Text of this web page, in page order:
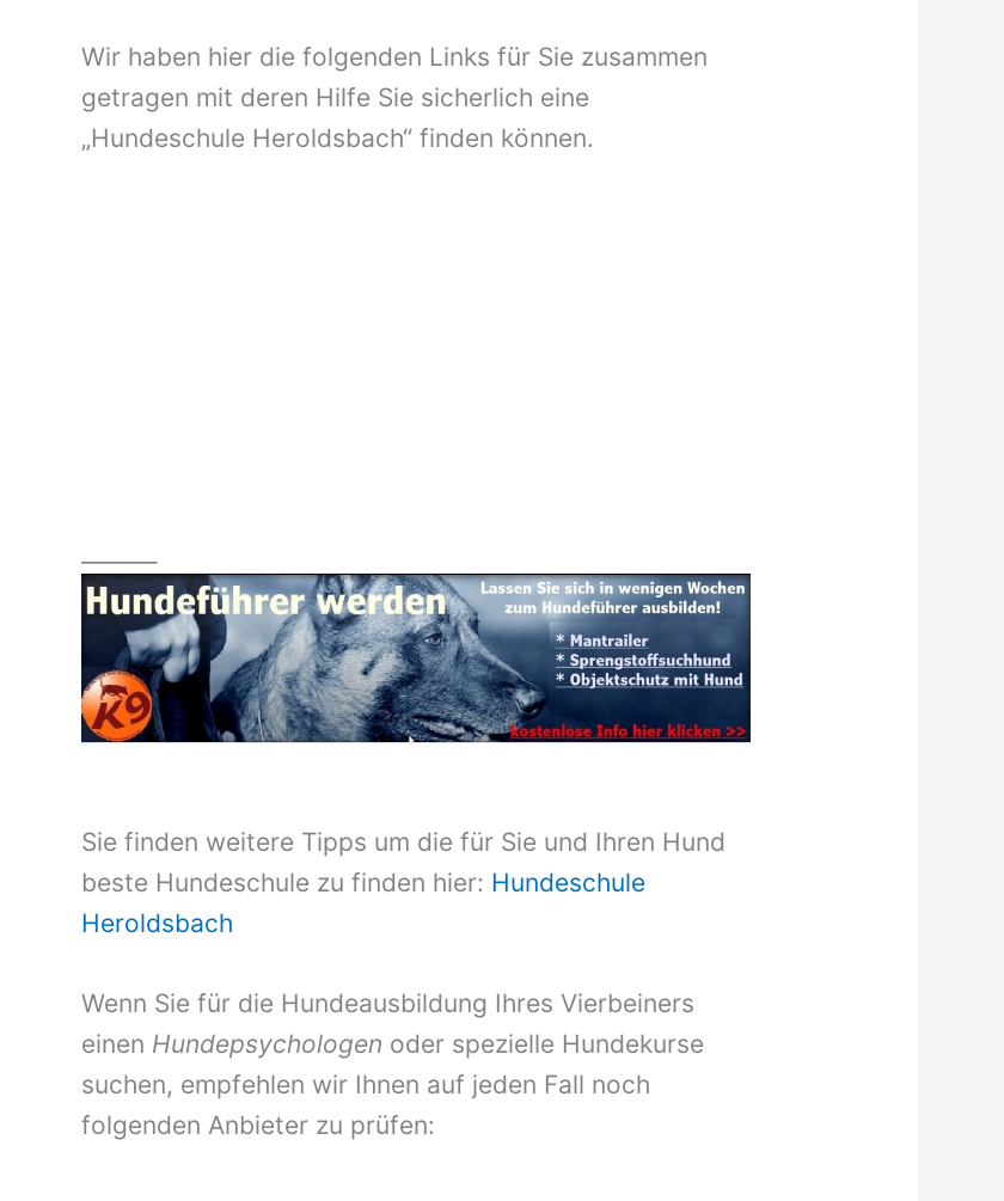
Wir haben hier die folgenden Links für Sie zusammen
getragen mit deren Hilfe Sie sicherlich eine
„Hundeschule Heroldsbach“ finden können.
Sie finden weitere Tipps um die für Sie und Ihren Hund
beste Hundeschule zu finden hier: Hundeschule
Heroldsbach
Wenn Sie für die Hundeausbildung Ihres Vierbeiners
einen Hundepsychologen oder spezielle Hundekurse
suchen, empfehlen wir Ihnen auf jeden Fall noch
folgenden Anbieter zu prüfen: